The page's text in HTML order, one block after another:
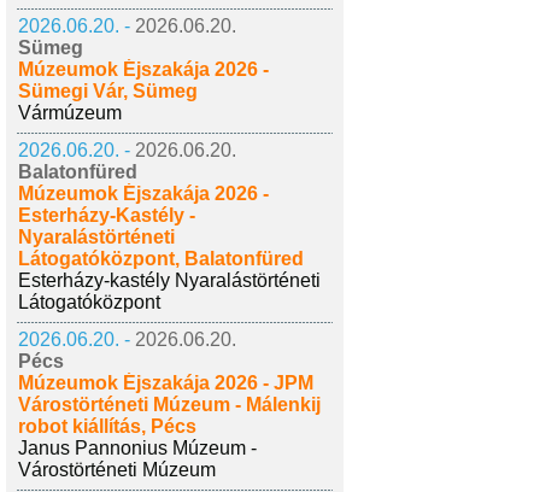
2026.06.20. - 2026.06.20.
Sümeg
Múzeumok Éjszakája 2026 -
Sümegi Vár, Sümeg
Vármúzeum
2026.06.20. - 2026.06.20.
Balatonfüred
Múzeumok Éjszakája 2026 -
Esterházy-Kastély -
Nyaralástörténeti
Látogatóközpont, Balatonfüred
Esterházy-kastély Nyaralástörténeti
Látogatóközpont
2026.06.20. - 2026.06.20.
Pécs
Múzeumok Éjszakája 2026 - JPM
Várostörténeti Múzeum - Málenkij
robot kiállítás, Pécs
Janus Pannonius Múzeum -
Várostörténeti Múzeum